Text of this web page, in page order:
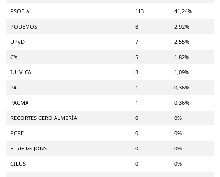
PSOE-A 113 41,24%
PODEMOS 8 2,92%
UPyD 7 2,55%
C's 5 1,82%
IULV-CA 3 1,09%
PA 1 0,36%
PACMA 1 0,36%
RECORTES CERO ALMERÍA 0 0%
PCPE 0 0%
FE de las JONS 0 0%
CILUS 0 0%